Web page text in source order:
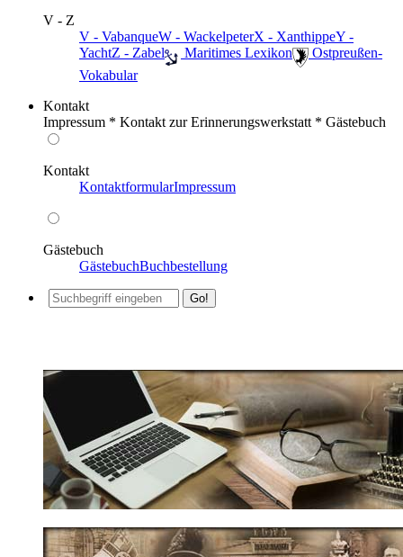
V - Z
V - VabanqueW - WackelpeterX - XanthippeY -
YachtZ - Zabel ️ Maritimes Lexikon
️ Ostpreußen-
Vokabular
Kontakt
Impressum * Kontakt zur Erinnerungswerkstatt * Gästebuch
Kontakt
KontaktformularImpressum
Gästebuch
GästebuchBuchbestellung